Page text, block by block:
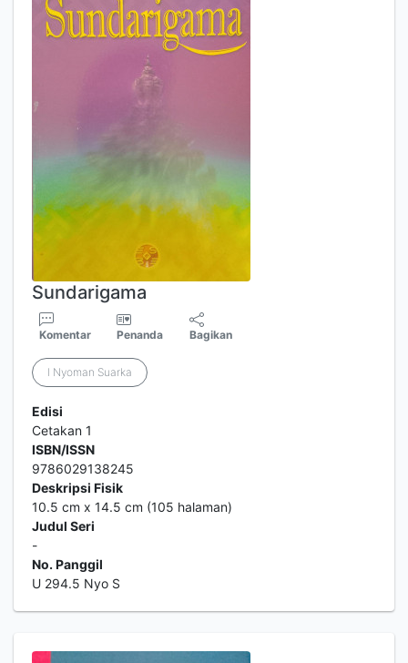
Sundarigama
Komentar Penanda Bagikan
I Nyoman Suarka
Edisi
Cetakan 1
ISBN/ISSN
9786029138245
Deskripsi Fisik
10.5 cm x 14.5 cm (105 halaman)
Judul Seri
-
No. Panggil
U 294.5 Nyo S